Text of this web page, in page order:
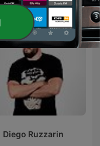
Diego Ruzzarin